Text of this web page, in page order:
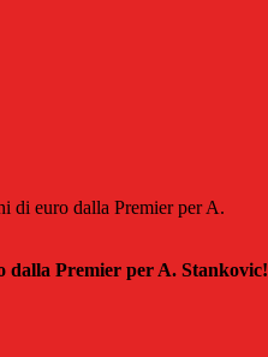
di euro dalla Premier per A.
dalla Premier per A. Stankovic!